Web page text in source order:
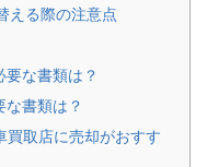
える際の注意点
な書類は？
書類は？
取店に売却がおすす